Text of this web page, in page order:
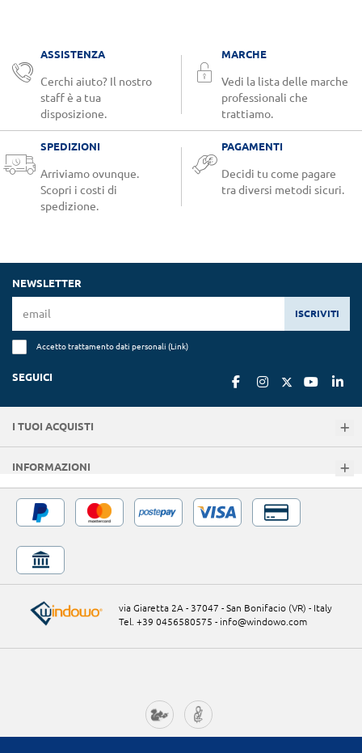
ASSISTENZA
Cerchi aiuto? Il nostro
staff è a tua
disposizione.
MARCHE
Vedi la lista delle marche
professionali che
trattiamo.
SPEDIZIONI
Arriviamo ovunque.
Scopri i costi di
spedizione.
PAGAMENTI
Decidi tu come pagare
tra diversi metodi sicuri.
NEWSLETTER
ISCRIVITI
Accetto trattamento dati personali (Link)
SEGUICI
I TUOI ACQUISTI
INFORMAZIONI
via Giaretta 2A - 37047 - San Bonifacio (VR) - Italy
Tel. +39 0456580575 - info@windowo.com